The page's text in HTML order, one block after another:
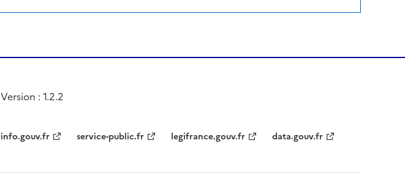
Version : 1.2.2
info.gouv.fr service-public.fr legifrance.gouv.fr data.gouv.fr